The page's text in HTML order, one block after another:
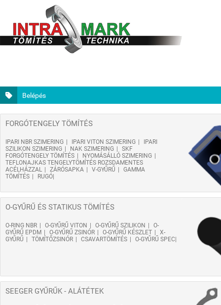
Belépés
FORGÓTENGELY TÖMÍTÉS
IPARI NBR SZIMERING IPARI VITON SZIMERING
IPARI
SZILIKON SZIMERING
NAK SZIMERING
SKF
FORGÓTENGELY TÖMÍTÉS
NYOMÁSÁLLÓ SZIMERING
TEFLONAJKAS TENGELYTÖMÍTÉS ROZSDAMENTES
ACÉLHÁZZAL
ZÁRÓSAPKA V-GYŰRŰ
GAMMA
TÖMÍTÉS
RUGÓ
O-GYŰRŰ ÉS STATIKUS TÖMÍTÉS
O-RING NBR O-GYŰRŰ VITON O-GYŰRŰ SZILIKON
O-
GYŰRŰ EPDM
O-GYŰRŰ ZSINÓR O-GYŰRŰ KÉSZLET
X-
GYŰRŰ
TÖMÍTŐZSINÓR CSAVARTÖMÍTÉS O-GYŰRŰ SPEC
SEEGER GYŰRŰK - ALÁTÉTEK